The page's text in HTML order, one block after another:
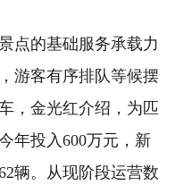
的基础服务承载力
游客有序排队等候摆
，金光红介绍，为匹
年投入600万元，新
辆。从现阶段运营数